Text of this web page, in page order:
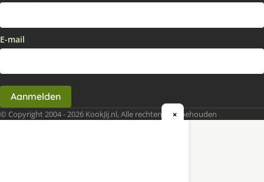
E-mail
Aanmelden
© Copyright 2004 - 2026 KookJij.nl, Alle rechten voorbehouden
×